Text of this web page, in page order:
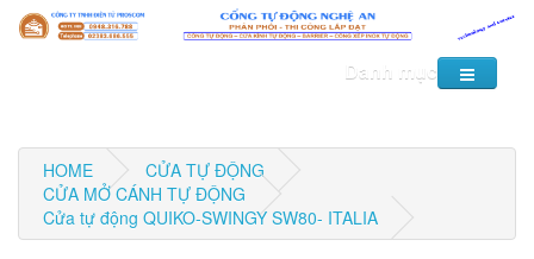
Danh mục
HOME
CỬA TỰ ĐỘNG
CỬA MỞ CÁNH TỰ ĐỘNG
Cửa tự động QUIKO-SWINGY SW80- ITALIA